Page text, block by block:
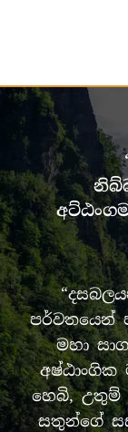
පර්වතයෙන්
මහා
හෙබි, උතුම්
සතුන්ගේ